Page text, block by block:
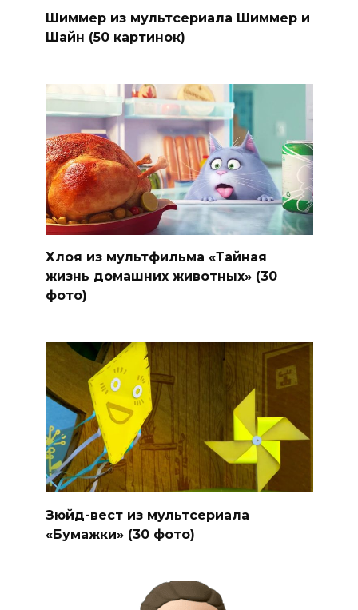
Шиммер из мультсериала Шиммер и
Шайн (50 картинок)
Хлоя из мультфильма «Тайная
жизнь домашних животных» (30
фото)
Зюйд-вест из мультсериала
«Бумажки» (30 фото)